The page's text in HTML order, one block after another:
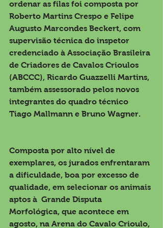
ordenar as filas foi composta por
Roberto Martins Crespo e Felipe
Augusto Marcondes Beckert, com
supervisão técnica do inspetor
credenciado à Associação Brasileira
de Criadores de Cavalos Crioulos
(ABCCC), Ricardo Guazzelli Martins,
também assessorado pelos novos
integrantes do quadro técnico
Tiago Mallmann e Bruno Wagner.
Composta por alto nível de
exemplares, os jurados enfrentaram
a dificuldade, boa por excesso de
qualidade, em selecionar os animais
aptos à  Grande Disputa
Morfológica, que acontece em
agosto, na Arena do Cavalo Crioulo,